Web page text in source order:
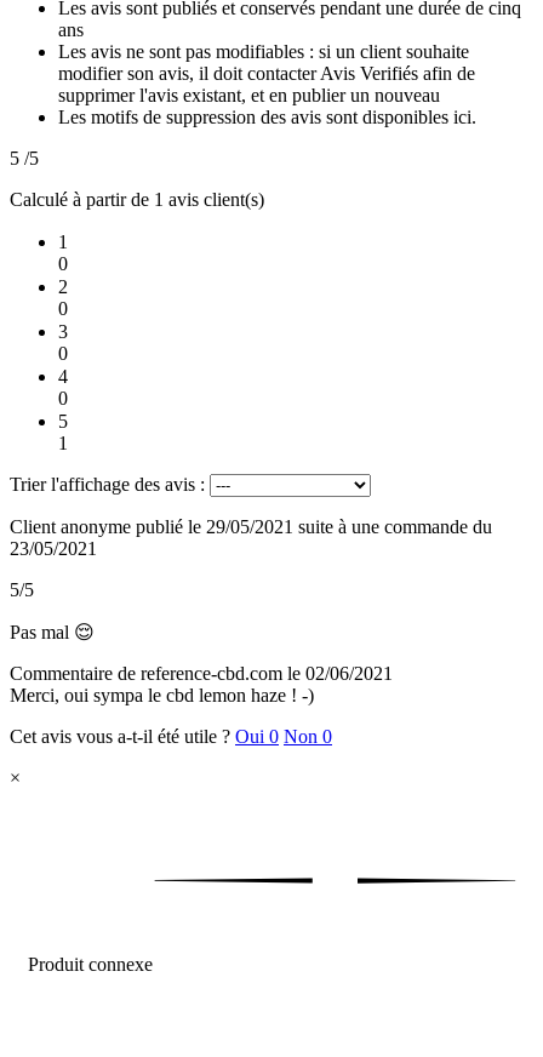
Les avis sont publiés et conservés pendant une durée de cinq
ans
Les avis ne sont pas modifiables : si un client souhaite
modifier son avis, il doit contacter Avis Verifiés afin de
supprimer l'avis existant, et en publier un nouveau
Les motifs de suppression des avis sont disponibles ici.
5 /5
Calculé à partir de 1 avis client(s)
1
0
2
0
3
0
4
0
5
1
Trier l'affichage des avis :
Client anonyme publié le 29/05/2021 suite à une commande du
23/05/2021
5/5
Pas mal 😌
Commentaire de reference-cbd.com le 02/06/2021
Merci, oui sympa le cbd lemon haze ! -)
Cet avis vous a-t-il été utile ? Oui 0 Non 0
×
Produit connexe